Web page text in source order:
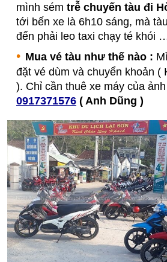
mình sém trễ chuyến tàu đi
tới bến xe là 6h10 sáng, mà
đến phải leo taxi chạy té khói
Mua vé tàu như thế nào :
đặt vé dùm và chuyển khoản (
). Chỉ cần thuê xe máy của
0917371576 ( Anh Dũng )